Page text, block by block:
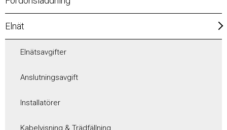
Elnät
Elnätsavgifter
Anslutningsavgift
Installatörer
Kabelvisning & Trädfällning